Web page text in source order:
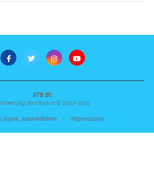
STB Bt.
jog fenntartva © 2007-2022
jogok, adatvédelem - Impresszum